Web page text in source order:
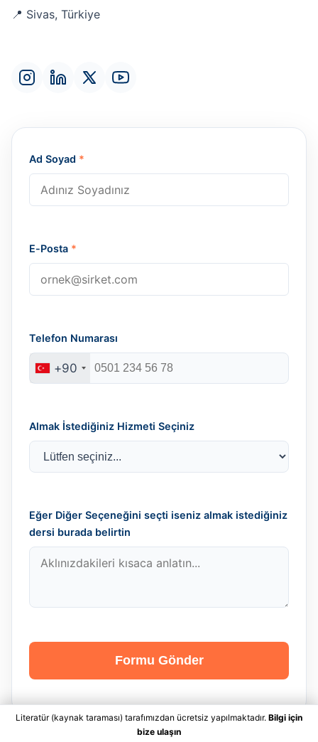
📍 Sivas, Türkiye
Ad Soyad *
E-Posta *
Telefon Numarası
+90
Almak İstediğiniz Hizmeti Seçiniz
Eğer Diğer Seçeneğini seçti iseniz almak istediğiniz
dersi burada belirtin
Formu Gönder
Literatür (kaynak taraması) tarafımızdan ücretsiz yapılmaktadır. Bilgi için
bize ulaşın